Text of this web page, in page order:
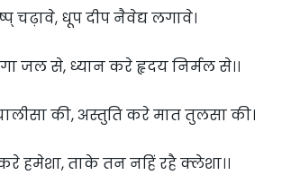
चढ़ावे, धूप दीप नैवेद्य लगावे।
जल से, ध्यान करे हृदय निर्मल से।।
की, अस्तुति करे मात तुलसा की।
हमेशा, ताके तन नहिं रहै क्लेशा।।